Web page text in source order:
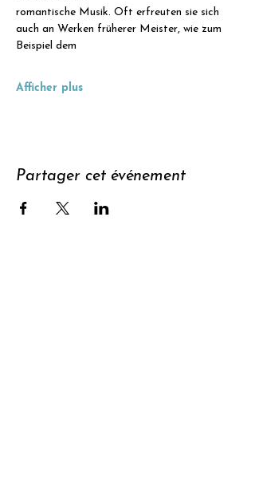
romantische Musik. Oft erfreuten sie sich
auch an Werken früherer Meister, wie zum
Beispiel dem
Afficher plus
Partager cet événement